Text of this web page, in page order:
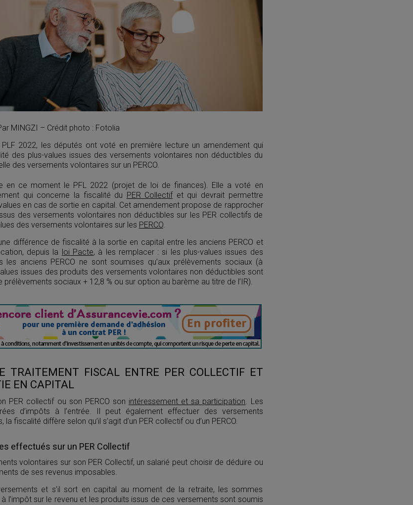
MINGZI – Crédit photo : Fotolia
2022, les députés ont voté en première lecture un amendement qui
des plus-values issues des versements volontaires non déductibles du
des versements volontaires sur un PERCO.
en ce moment le PFL 2022 (projet de loi de finances). Elle a voté en
qui concerne la fiscalité du PER Collectifet qui devrait permettre
en cas de sortie en capital. Cet amendement propose de rapprocher
des versements volontaires non déductibles sur les PER collectifs de
des versements volontaires sur les PERCO.
différence de fiscalité à la sortie en capital entre les anciens PERCO et
depuis la loi Pacte, à les remplacer : si les plus-values issues des
les anciens PERCO ne sont soumises qu’aux prélèvements sociaux (à
issues des produits des versements volontaires non déductibles sont
prélèvements sociaux + 12,8 % ou sur option au barème au titre de l’IR).
TRAITEMENT FISCAL ENTRE PER COLLECTIF ET
EN CAPITAL
PER collectif ou son PERCO son intéressement et sa participation . Les
d’impôts à l’entrée. Il peut également effectuer des versements
fiscalité diffère selon qu’il s’agit d’un PER collectif ou d’un PERCO.
effectués sur un PER Collectif
volontaires sur son PER Collectif, un salarié peut choisir de déduire ou
de ses revenus imposables.
et s’il sort en capital au moment de la retraite, les sommes
l’impôt sur le revenu et les produits issus de ces versements sont soumis